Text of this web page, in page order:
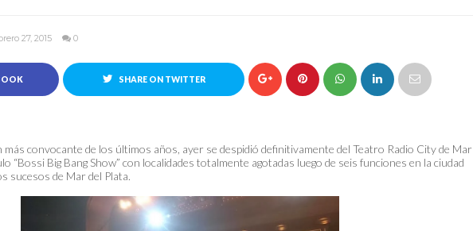
27, 2015 0
SHARE ON TWITTER
convocante de los últimos años, ayer se despidió definitivamente del Teatro Radio City de Mar
“Bossi Big Bang Show” con localidades totalmente agotadas luego de seis funciones en la ciudad
sucesos de Mar del Plata.